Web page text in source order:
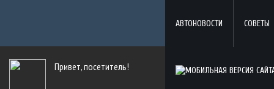
Привет, посетитель!
АВТОНОВОСТИ СОВЕТЫ